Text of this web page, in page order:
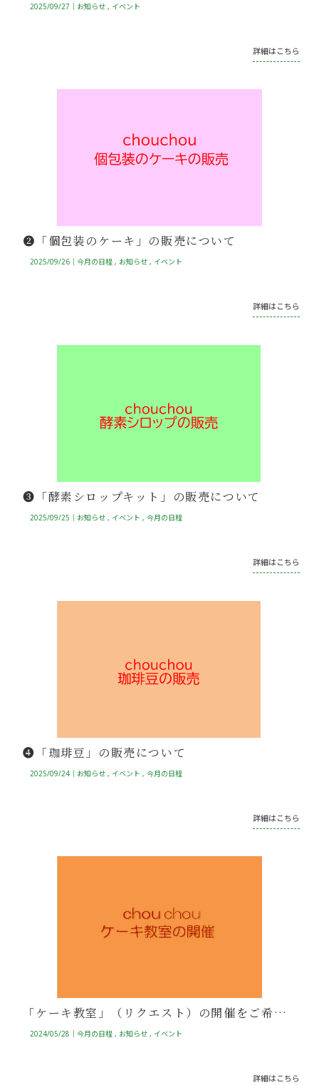
2025/09/27｜ お知らせ イベント
詳細はこちら
❷「個包装のケーキ」の販売について
2025/09/26｜今月の日程 お知らせ イベント
詳細はこちら
❸「酵素シロップキット」の販売について
2025/09/25｜ お知らせ イベント 今月の日程
詳細はこちら
❹「珈琲豆」の販売について
2025/09/24｜ お知らせ イベント 今月の日程
詳細はこちら
「ケーキ教室」（リクエスト）の開催をご希望される方について
2024/05/28｜今月の日程 お知らせ イベント
詳細はこちら